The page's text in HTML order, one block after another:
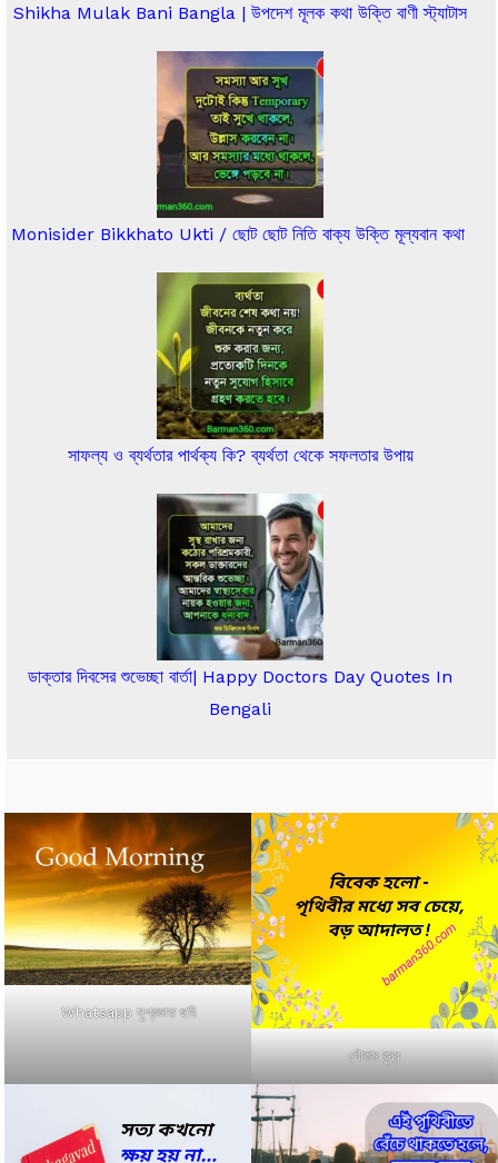
Shikha Mulak Bani Bangla | উপদেশ মূলক কথা উক্তি বাণী স্ট্যাটাস
Monisider Bikkhato Ukti / ছোট ছোট নিতি বাক্য উক্তি মূল্যবান কথা
সাফল্য ও ব্যর্থতার পার্থক্য কি? ব্যর্থতা থেকে সফলতার উপায়
ডাক্তার দিবসের শুভেচ্ছা বার্তা| Happy Doctors Day Quotes In
Bengali
Whatsapp সুপ্রভাত ছবি
গৌতম বুদ্ধ